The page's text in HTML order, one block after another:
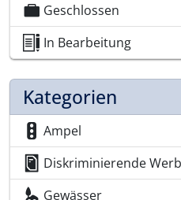
Geschlossen
In Bearbeitung
Kategorien
Ampel
Diskriminierende
Gewässer